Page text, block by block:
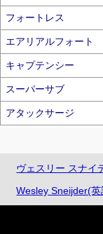
フォートレス
エアリアルフォート
キャプテンシー
スーパーサブ
アタックサージ
ヴェスリー スナイ
Wesley Sneijder(英